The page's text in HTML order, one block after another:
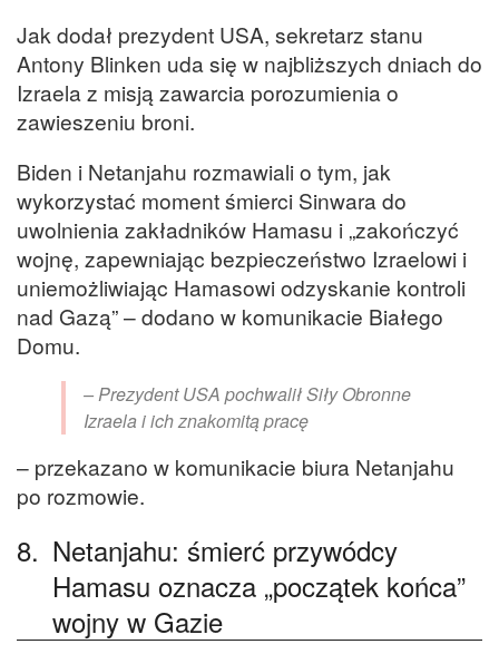
Jak dodał prezydent USA, sekretarz stanu
Antony Blinken uda się w najbliższych dniach do
Izraela z misją zawarcia porozumienia o
zawieszeniu broni.
Biden i Netanjahu rozmawiali o tym, jak
wykorzystać moment śmierci Sinwara do
uwolnienia zakładników Hamasu i „zakończyć
wojnę, zapewniając bezpieczeństwo Izraelowi i
uniemożliwiając Hamasowi odzyskanie kontroli
nad Gazą” – dodano w komunikacie Białego
Domu.
– Prezydent USA pochwalił Siły Obronne
Izraela i ich znakomitą pracę
– przekazano w komunikacie biura Netanjahu
po rozmowie.
8. Netanjahu: śmierć przywódcy
Hamasu oznacza „początek końca”
wojny w Gazie